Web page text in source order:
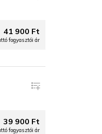
41 900 Ft
fogyasztói ár
39 900 Ft
fogyasztói ár